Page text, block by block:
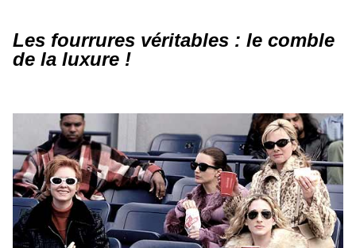
Les fourrures véritables : le comble
de la luxure !